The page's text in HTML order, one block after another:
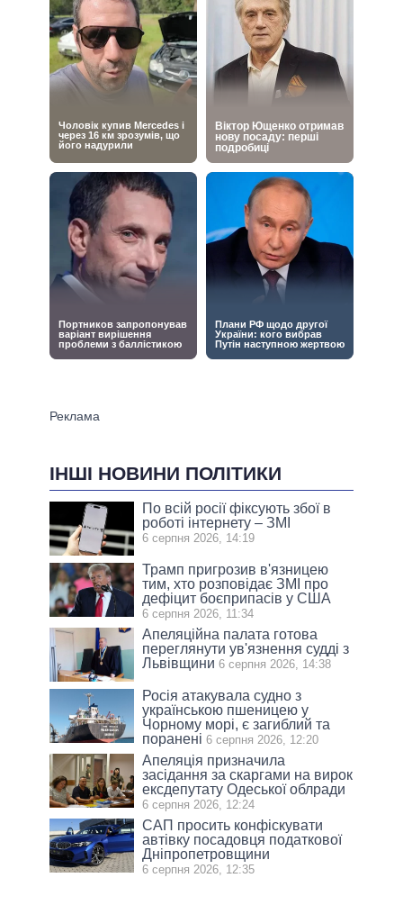
ІНШІ НОВИНИ ПОЛІТИКИ
По всій росії фіксують збої в
роботі інтернету – ЗМІ
6 серпня 2026, 14:19
Трамп пригрозив в'язницею
тим, хто розповідає ЗМІ про
дефіцит боєприпасів у США
6 серпня 2026, 11:34
Апеляційна палата готова
переглянути ув'язнення судді з
Львівщини 6 серпня 2026, 14:38
Росія атакувала судно з
українською пшеницею у
Чорному морі, є загиблий та
поранені 6 серпня 2026, 12:20
Апеляція призначила
засідання за скаргами на вирок
ексдепутату Одеської облради
6 серпня 2026, 12:24
САП просить конфіскувати
автівку посадовця податкової
Дніпропетровщини
6 серпня 2026, 12:35